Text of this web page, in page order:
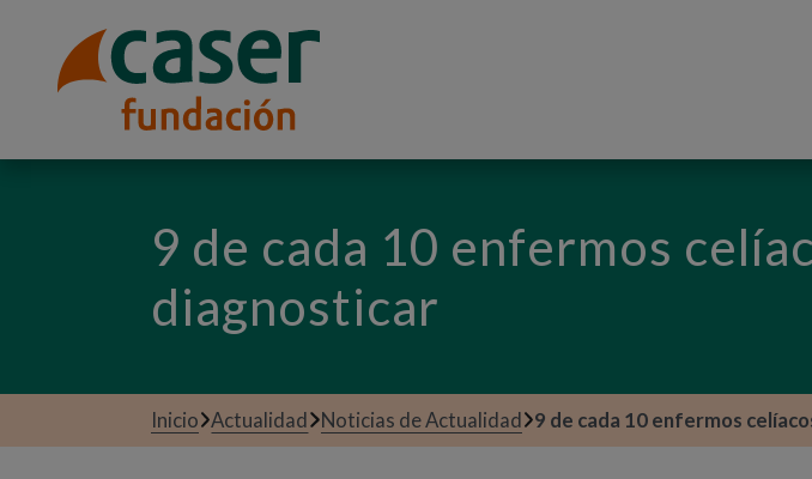
9 de cada 10 enfermos
diagnosticar
Inicio Actualidad Noticias de Actualidad 9 de cada 10 enfermos